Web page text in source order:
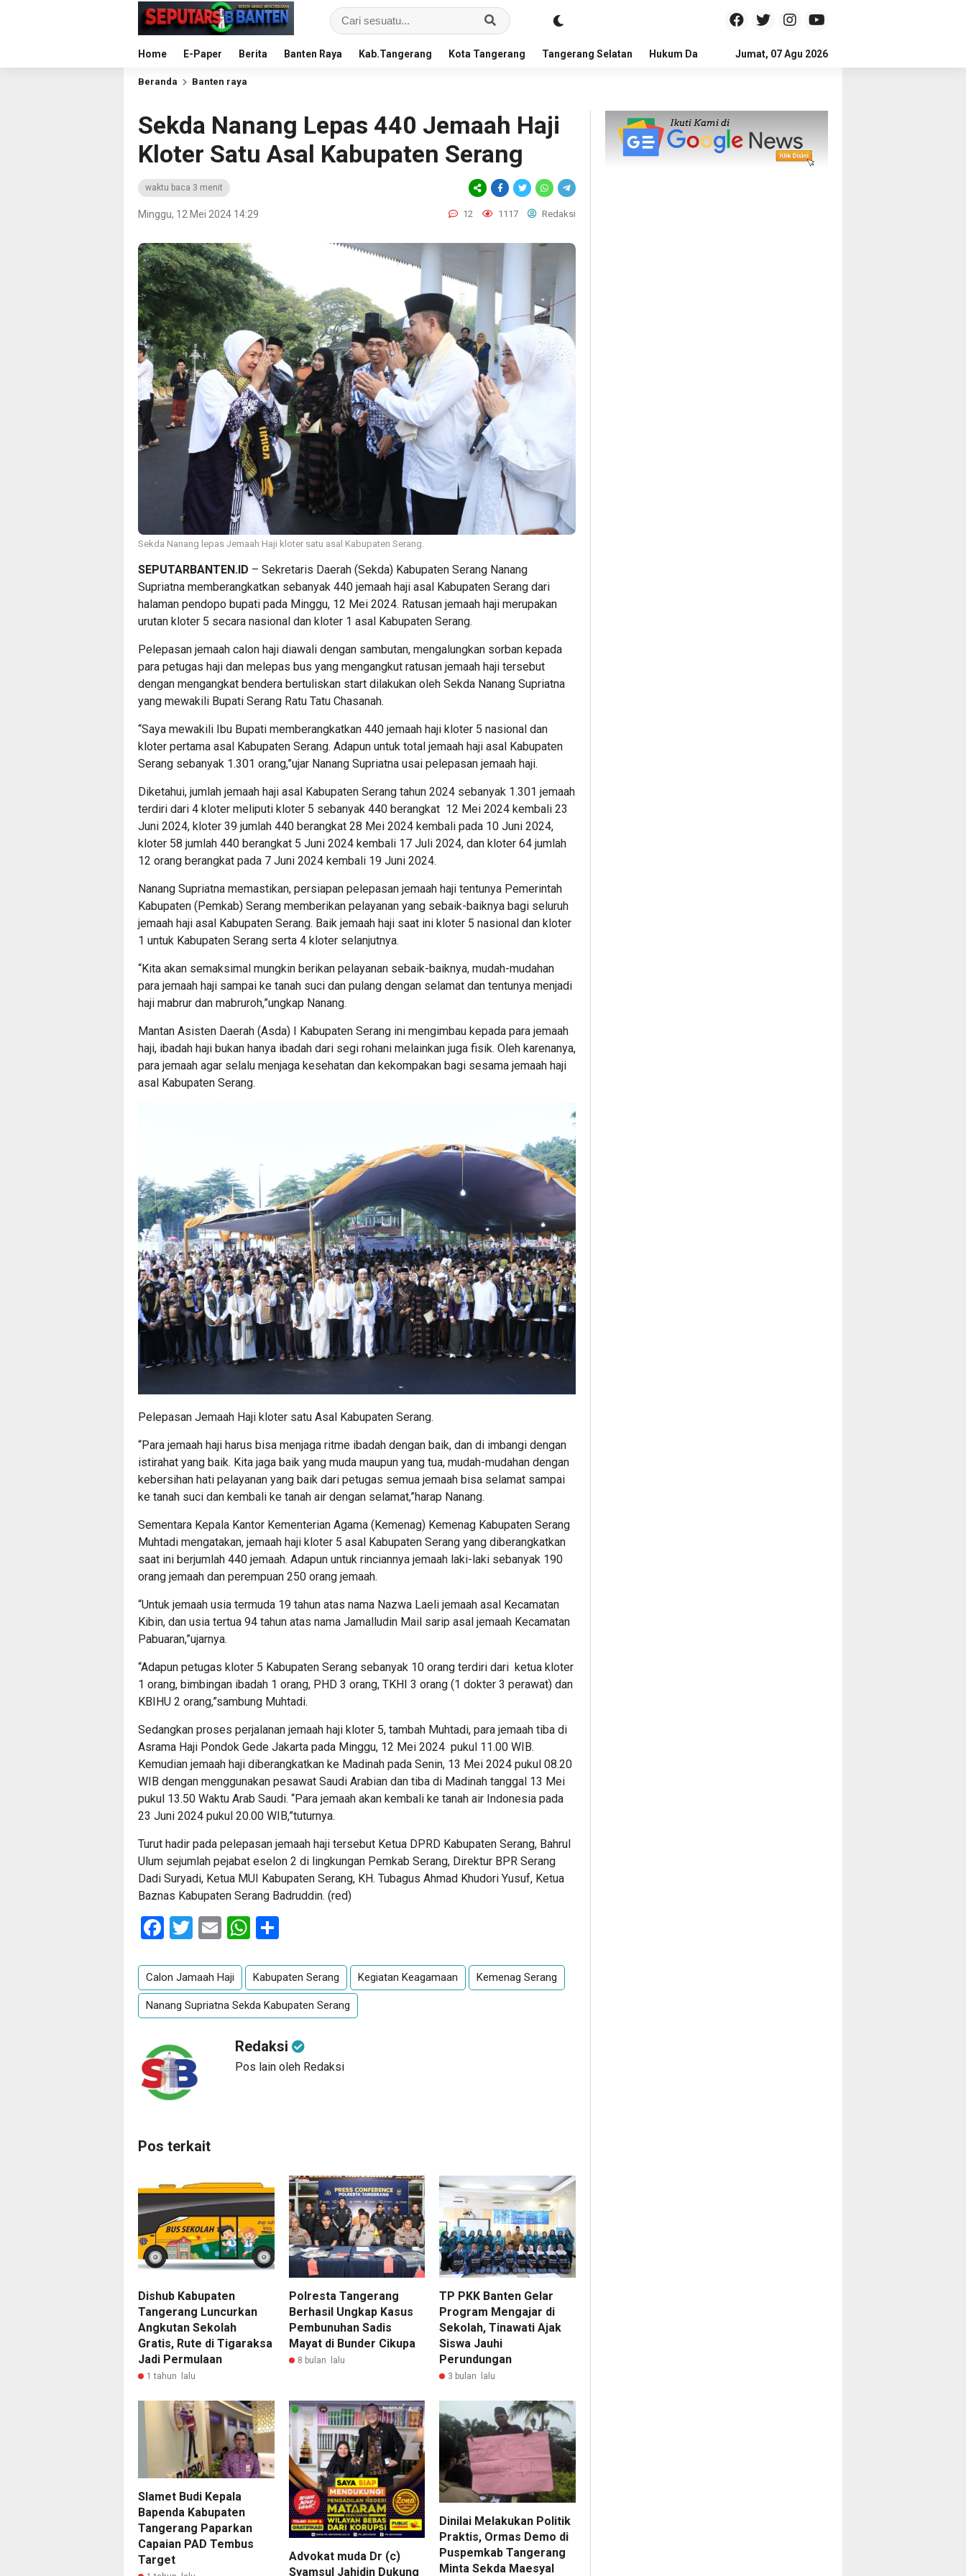
Home E-Paper Berita Banten Raya Kab.Tangerang Kota Tangerang Tangerang Selatan Hukum Dan Kriminal Politik Pendidikan
Jumat, 07 Agu 2026
Beranda Banten raya
Sekda Nanang Lepas 440 Jemaah Haji
Kloter Satu Asal Kabupaten Serang
waktu baca 3 menit
Minggu, 12 Mei 2024 14:29 12 1117 Redaksi
Sekda Nanang lepas Jemaah Haji kloter satu asal Kabupaten Serang.
SEPUTARBANTEN.ID – Sekretaris Daerah (Sekda) Kabupaten Serang Nanang
Supriatna memberangkatkan sebanyak 440 jemaah haji asal Kabupaten Serang dari
halaman pendopo bupati pada Minggu, 12 Mei 2024. Ratusan jemaah haji merupakan
urutan kloter 5 secara nasional dan kloter 1 asal Kabupaten Serang.
Pelepasan jemaah calon haji diawali dengan sambutan, mengalungkan sorban kepada
para petugas haji dan melepas bus yang mengangkut ratusan jemaah haji tersebut
dengan mengangkat bendera bertuliskan start dilakukan oleh Sekda Nanang Supriatna
yang mewakili Bupati Serang Ratu Tatu Chasanah.
“Saya mewakili Ibu Bupati memberangkatkan 440 jemaah haji kloter 5 nasional dan
kloter pertama asal Kabupaten Serang. Adapun untuk total jemaah haji asal Kabupaten
Serang sebanyak 1.301 orang,”ujar Nanang Supriatna usai pelepasan jemaah haji.
Diketahui, jumlah jemaah haji asal Kabupaten Serang tahun 2024 sebanyak 1.301 jemaah
terdiri dari 4 kloter meliputi kloter 5 sebanyak 440 berangkat 12 Mei 2024 kembali 23
Juni 2024, kloter 39 jumlah 440 berangkat 28 Mei 2024 kembali pada 10 Juni 2024,
kloter 58 jumlah 440 berangkat 5 Juni 2024 kembali 17 Juli 2024, dan kloter 64 jumlah
12 orang berangkat pada 7 Juni 2024 kembali 19 Juni 2024.
Nanang Supriatna memastikan, persiapan pelepasan jemaah haji tentunya Pemerintah
Kabupaten (Pemkab) Serang memberikan pelayanan yang sebaik-baiknya bagi seluruh
jemaah haji asal Kabupaten Serang. Baik jemaah haji saat ini kloter 5 nasional dan kloter
1 untuk Kabupaten Serang serta 4 kloter selanjutnya.
“Kita akan semaksimal mungkin berikan pelayanan sebaik-baiknya, mudah-mudahan
para jemaah haji sampai ke tanah suci dan pulang dengan selamat dan tentunya menjadi
haji mabrur dan mabruroh,”ungkap Nanang.
Mantan Asisten Daerah (Asda) I Kabupaten Serang ini mengimbau kepada para jemaah
haji, ibadah haji bukan hanya ibadah dari segi rohani melainkan juga fisik. Oleh karenanya,
para jemaah agar selalu menjaga kesehatan dan kekompakan bagi sesama jemaah haji
asal Kabupaten Serang.
Pelepasan Jemaah Haji kloter satu Asal Kabupaten Serang.
“Para jemaah haji harus bisa menjaga ritme ibadah dengan baik, dan di imbangi dengan
istirahat yang baik. Kita jaga baik yang muda maupun yang tua, mudah-mudahan dengan
kebersihan hati pelayanan yang baik dari petugas semua jemaah bisa selamat sampai
ke tanah suci dan kembali ke tanah air dengan selamat,”harap Nanang.
Sementara Kepala Kantor Kementerian Agama (Kemenag) Kemenag Kabupaten Serang
Muhtadi mengatakan, jemaah haji kloter 5 asal Kabupaten Serang yang diberangkatkan
saat ini berjumlah 440 jemaah. Adapun untuk rinciannya jemaah laki-laki sebanyak 190
orang jemaah dan perempuan 250 orang jemaah.
“Untuk jemaah usia termuda 19 tahun atas nama Nazwa Laeli jemaah asal Kecamatan
Kibin, dan usia tertua 94 tahun atas nama Jamalludin Mail sarip asal jemaah Kecamatan
Pabuaran,”ujarnya.
“Adapun petugas kloter 5 Kabupaten Serang sebanyak 10 orang terdiri dari ketua kloter
1 orang, bimbingan ibadah 1 orang, PHD 3 orang, TKHI 3 orang (1 dokter 3 perawat) dan
KBIHU 2 orang,”sambung Muhtadi.
Sedangkan proses perjalanan jemaah haji kloter 5, tambah Muhtadi, para jemaah tiba di
Asrama Haji Pondok Gede Jakarta pada Minggu, 12 Mei 2024 pukul 11.00 WIB.
Kemudian jemaah haji diberangkatkan ke Madinah pada Senin, 13 Mei 2024 pukul 08.20
WIB dengan menggunakan pesawat Saudi Arabian dan tiba di Madinah tanggal 13 Mei
pukul 13.50 Waktu Arab Saudi. “Para jemaah akan kembali ke tanah air Indonesia pada
23 Juni 2024 pukul 20.00 WIB,”tuturnya.
Turut hadir pada pelepasan jemaah haji tersebut Ketua DPRD Kabupaten Serang, Bahrul
Ulum sejumlah pejabat eselon 2 di lingkungan Pemkab Serang, Direktur BPR Serang
Dadi Suryadi, Ketua MUI Kabupaten Serang, KH. Tubagus Ahmad Khudori Yusuf, Ketua
Baznas Kabupaten Serang Badruddin. (red)
Facebook
Twitter
EmailWhatsApp
Calon Jamaah Haji Kabupaten Serang Kegiatan Keagamaan Kemenag Serang
Nanang Supriatna Sekda Kabupaten Serang
Redaksi
Pos lain oleh Redaksi
Pos terkait
Dishub Kabupaten
Tangerang Luncurkan
Angkutan Sekolah
Gratis, Rute di Tigaraksa
Jadi Permulaan
1 tahun lalu
Polresta Tangerang
Berhasil Ungkap Kasus
Pembunuhan Sadis
Mayat di Bunder Cikupa
8 bulan lalu
TP PKK Banten Gelar
Program Mengajar di
Sekolah, Tinawati Ajak
Siswa Jauhi
Perundungan
3 bulan lalu
Slamet Budi Kepala
Bapenda Kabupaten
Tangerang Paparkan
Capaian PAD Tembus
Target
Advokat muda Dr (c)
Syamsul Jahidin Dukung
Dinilai Melakukan Politik
Praktis, Ormas Demo di
Puspemkab Tangerang
Minta Sekda Maesyal